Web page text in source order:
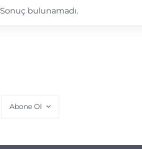
Notice
Sonuç bulunamadı.
Abone Ol